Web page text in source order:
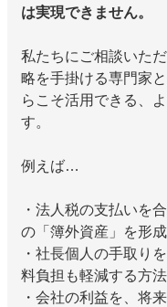
は実現できません。
私たちにご相談いた
略を手掛ける専門家
らこそ活用できる、
す。
例えば…
・法人税の支払いを
の「簿外資産」を形
・社長個人の手取り
料負担も軽減する方法
・会社の利益を、将